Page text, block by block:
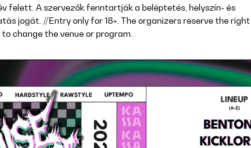
felett. A szervezők fenntartják a beléptetés, helyszín- és
jogát. //Entry only for 18+. The organizers reserve the
change the venue or program.